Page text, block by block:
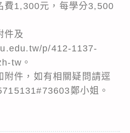
費1,300元，每學分3,500
件及
p/412-1137-
tw。
附件，如有相關疑問請逕
鄭小姐。